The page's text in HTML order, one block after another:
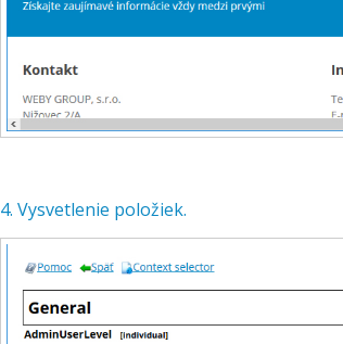
4. Vysvetlenie položiek.